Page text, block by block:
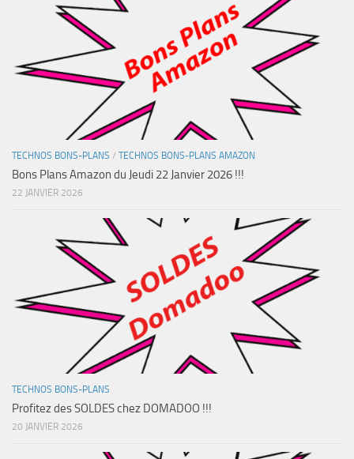
TECHNOS BONS-PLANS / TECHNOS BONS-PLANS AMAZON
Bons Plans Amazon du Jeudi 22 Janvier 2026 !!!
22 JANVIER 2026
TECHNOS BONS-PLANS
Profitez des SOLDES chez DOMADOO !!!
20 JANVIER 2026